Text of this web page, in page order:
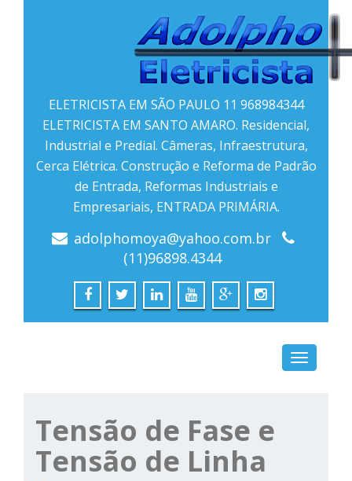
ELETRICISTA EM SÃO PAULO 11 968984344
ELETRICISTA EM SANTO AMARO. Residencial,
Industrial e Predial. Câmeras, Infraestrutura,
Cerca Elétrica. Construção e Reforma de Padrão
de Entrada, Reformas Industriais e
Empresariais, ENTRADA PRIMÁRIA.
adolphomoya@yahoo.com.br
(11)96898.4344
Toggle
navigation
Tensão de Fase e
Tensão de Linha